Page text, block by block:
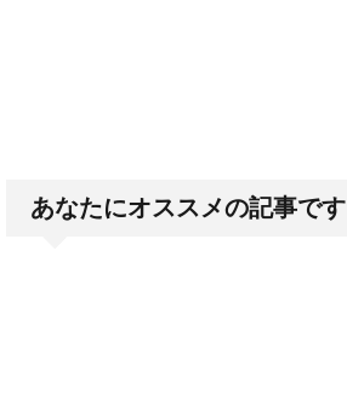
あなたにオススメの記事です